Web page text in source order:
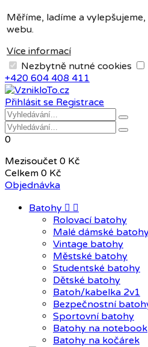
Měříme, ladíme a
webu.
Více informací
Nezbytně nutné cookies
Měna:
CZK
CZK
EUR
+420 604 408 411
Přihlásit se Registrace
0
Mezisoučet 0 Kč
Celkem 0 Kč
Objednávka
Batohy  
Rolovací batohy
Malé dámské batohy
Vintage batohy
Městské batohy
Studentské batohy
Dětské batohy
Batoh/kabelka 2v1
Bezpečnostní
Sportovní batohy
Batohy na notebook
Batohy na kočárek